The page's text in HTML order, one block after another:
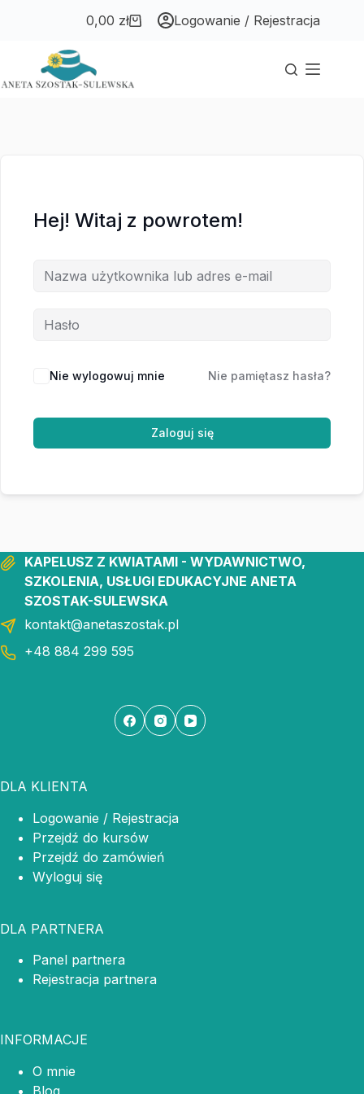
Koszyk
0,00 zł Logowanie / Rejestracja
Hej! Witaj z powrotem!
Nie wylogowuj mnie Nie pamiętasz hasła?
Zaloguj się
KAPELUSZ Z KWIATAMI - WYDAWNICTWO,
SZKOLENIA, USŁUGI EDUKACYJNE ANETA
SZOSTAK-SULEWSKA
kontakt@anetaszostak.pl
+48 884 299 595
DLA KLIENTA
Logowanie / Rejestracja
Przejdź do kursów
Przejdź do zamówień
Wyloguj się
DLA PARTNERA
Panel partnera
Rejestracja partnera
INFORMACJE
O mnie